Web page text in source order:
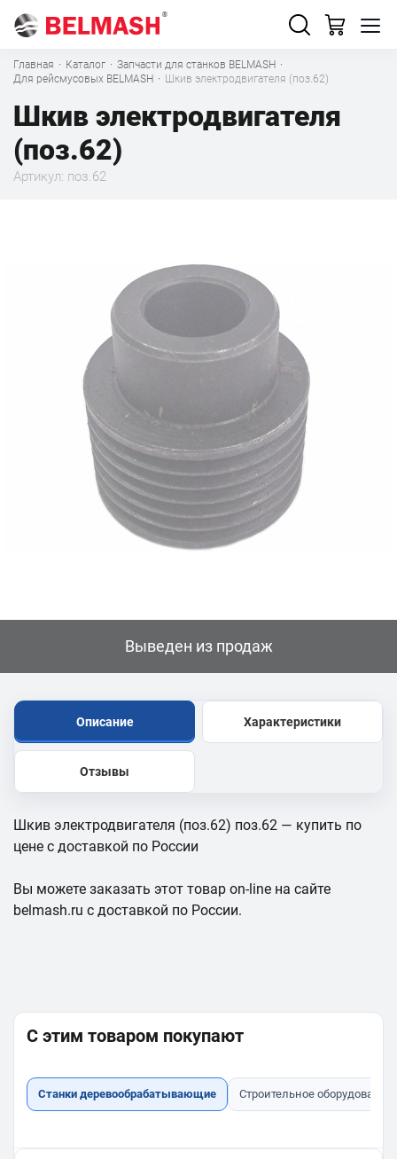
Главная · Каталог · Запчасти для станков BELMASH ·
Для рейсмусовых BELMASH · Шкив электродвигателя (поз.62)
Шкив электродвигателя
(поз.62)
Артикул: поз.62
Выведен из продаж
Описание Характеристики
Отзывы
Шкив электродвигателя (поз.62) поз.62 — купить по
цене с доставкой по России
Вы можете заказать этот товар on-line на сайте
belmash.ru с доставкой по России.
С этим товаром покупают
Станки деревообрабатывающие Строительное оборудование